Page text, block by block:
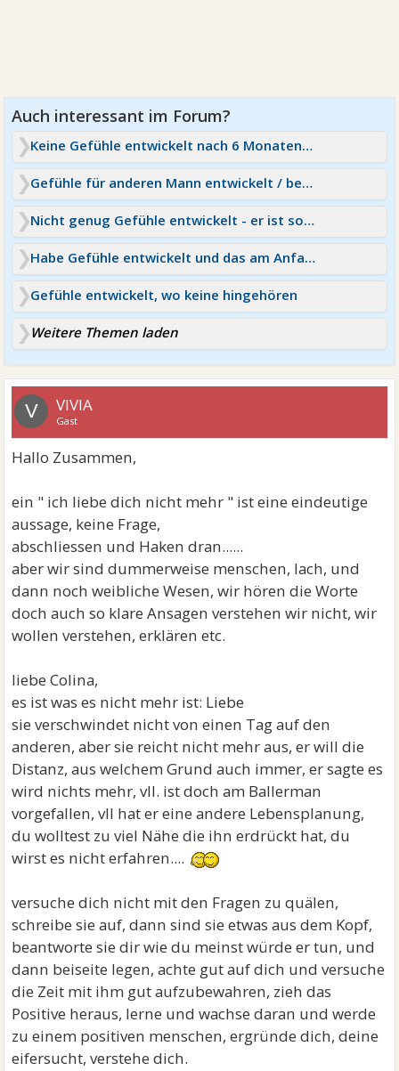
Keine Gefühle entwickelt nach 6 Monaten 🥺
Gefühle für anderen Mann entwickelt / beide verheiratet
Nicht genug Gefühle entwickelt - er ist so unsensibel
Habe Gefühle entwickelt und das am Anfang ! Hilft mir:(
Gefühle entwickelt, wo keine hingehören
Weitere Themen laden
V VIVIA
Gast
Hallo Zusammen,
ein " ich liebe dich nicht mehr " ist eine eindeutige
aussage, keine Frage,
abschliessen und Haken dran......
aber wir sind dummerweise menschen, lach, und
dann noch weibliche Wesen, wir hören die Worte
doch auch so klare Ansagen verstehen wir nicht, wir
wollen verstehen, erklären etc.
liebe Colina,
es ist was es nicht mehr ist: Liebe
sie verschwindet nicht von einen Tag auf den
anderen, aber sie reicht nicht mehr aus, er will die
Distanz, aus welchem Grund auch immer, er sagte es
wird nichts mehr, vll. ist doch am Ballerman
vorgefallen, vll hat er eine andere Lebensplanung,
du wolltest zu viel Nähe die ihn erdrückt hat, du
wirst es nicht erfahren....
versuche dich nicht mit den Fragen zu quälen,
schreibe sie auf, dann sind sie etwas aus dem Kopf,
beantworte sie dir wie du meinst würde er tun, und
dann beiseite legen, achte gut auf dich und versuche
die Zeit mit ihm gut aufzubewahren, zieh das
Positive heraus, lerne und wachse daran und werde
zu einem positiven menschen, ergründe dich, deine
eifersucht, verstehe dich.